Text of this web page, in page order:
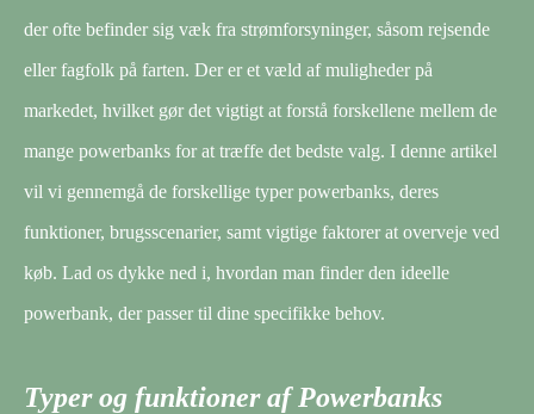
der ofte befinder sig væk fra strømforsyninger, såsom rejsende
eller fagfolk på farten. Der er et væld af muligheder på
markedet, hvilket gør det vigtigt at forstå forskellene mellem de
mange powerbanks for at træffe det bedste valg. I denne artikel
vil vi gennemgå de forskellige typer powerbanks, deres
funktioner, brugsscenarier, samt vigtige faktorer at overveje ved
køb. Lad os dykke ned i, hvordan man finder den ideelle
powerbank, der passer til dine specifikke behov.
Typer og funktioner af Powerbanks